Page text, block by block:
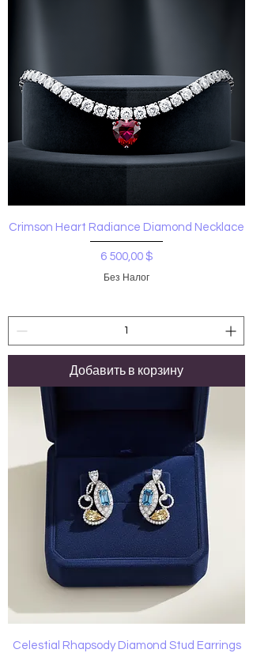
Crimson Heart Radiance Diamond Necklace
Цена
6 500,00 $
Без Налог
Добавить в корзину
Celestial Rhapsody Diamond Stud Earrings